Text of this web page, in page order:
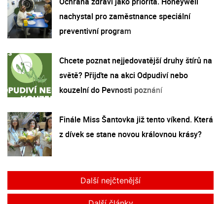
nachystal pro zaměstnance speciální
preventivní program
Chcete poznat nejjedovatější druhy štírů na
světě? Přijďte na akci Odpudiví nebo
kouzelní do Pevnosti poznání
Finále Miss Šantovka již tento víkend. Která
z dívek se stane novou královnou krásy?
Další nejčtenější